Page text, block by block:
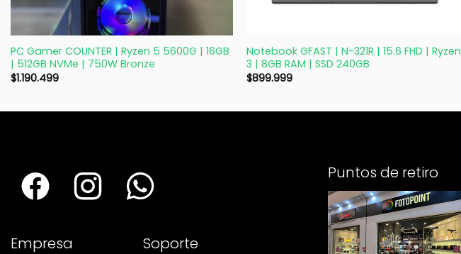
PC Gamer COUNTER | Ryzen 5 5600G | 16GB
| 512GB NVMe | 750W Bronze
$1.190.499
Notebook GFAST | N-321R | 15.6 FHD | Ryzen
3 | 8GB RAM | SSD 240GB
$899.999
Empresa Soporte
Puntos de retiro